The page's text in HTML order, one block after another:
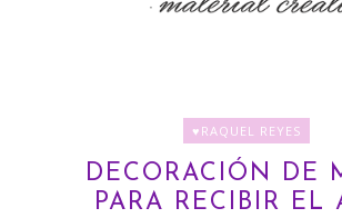
♥RAQUEL REYES
DECORACIÓN DE
PARA RECIBIR EL